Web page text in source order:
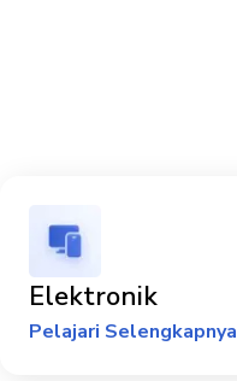
Elektronik
Pelajari Selengkapnya